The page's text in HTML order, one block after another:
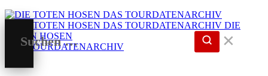
DIE
TOTEN HOSEN
DAS TOURDATENARCHIV
✕